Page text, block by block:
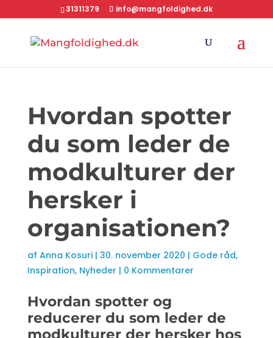
31311379 info@mangfoldighed.dk
Hvordan spotter
du som leder de
modkulturer der
hersker i
organisationen?
af Anna Kosuri| 30. november 2020 | Gode råd,
Inspiration, Nyheder | 0 Kommentarer
Hvordan spotter og
reducerer du som leder de
modkulturer der hersker hos